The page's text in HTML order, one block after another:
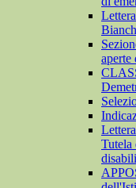
aperte
Tutela